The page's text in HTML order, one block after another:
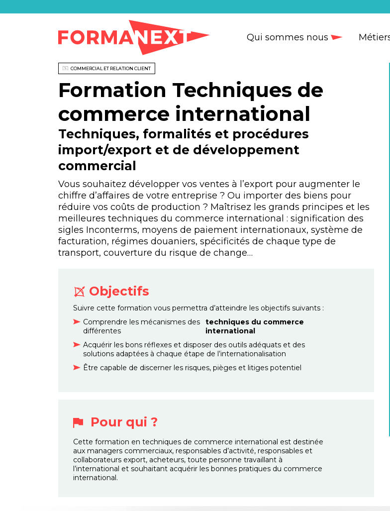
Qui sommes nous
COMMERCIAL ET RELATION CLIENT
Formation Techniques de
commerce international
Techniques, formalités et procédures
import/export et de développement
commercial
Vous souhaitez développer vos ventes à l’export pour augmenter le
chiffre d’affaires de votre entreprise ? Ou importer des biens pour
réduire vos coûts de production ? Maîtrisez les grands principes et les
meilleures techniques du commerce international : signification des
sigles Inconterms, moyens de paiement internationaux, système de
facturation, régimes douaniers, spécificités de chaque type de
transport, couverture du risque de change…
Objectifs
Suivre cette formation vous permettra d’atteindre les objectifs suivants :
Comprendre les mécanismes des
différentes
techniques du commerce
international
Acquérir les bons réflexes et disposer des outils adéquats et des
solutions adaptées à chaque étape de l’internationalisation
Être capable de discerner les risques, pièges et litiges potentiel
Pour qui ?
Cette formation en techniques de commerce international est destinée
aux managers commerciaux, responsables d’activité, responsables et
collaborateurs export, acheteurs, toute personne travaillant à
l’international et souhaitant acquérir les bonnes pratiques du commerce
international.